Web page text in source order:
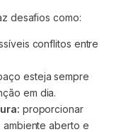
desafios como:
conflitos entre
esteja sempre
em dia.
proporcionar
aberto e